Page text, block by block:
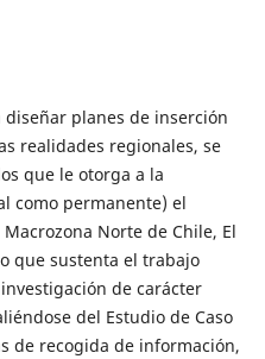
planes de inserción
realidades regionales, se
que le otorga a la
como permanente) el
Norte de Chile, El
que sustenta el trabajo
de carácter
del Estudio de Caso
de recogida de información,